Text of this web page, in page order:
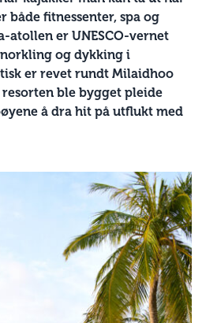
både fitnessenter, spa og
atollen er UNESCO-vernet
og dykking i
er revet rundt Milaidhoo
ble bygget pleide
å dra hit på utflukt med